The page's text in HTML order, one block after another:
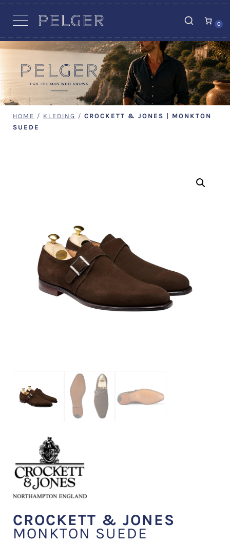
0
HOME / KLEDING / CROCKETT & JONES | MONKTON
SUEDE
CROCKETT & JONES
MONKTON SUEDE